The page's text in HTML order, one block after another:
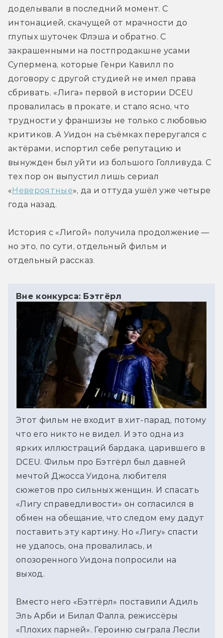
доделывали в последний момент. С
интонацией, скачущей от мрачности до
глупых шуточек Флэша и обратно. С
закрашенными на постпродакшне усами
Супермена, которые Генри Кавилл по
договору с другой студией не имел права
сбривать. «Лига» первой в истории DCEU
провалилась в прокате, и стало ясно, что
трудности у франшизы не только с любовью
критиков. А Уидон на съёмках переругался с
актёрами, испортил себе репутацию и
вынужден был уйти из большого Голливуда. С
тех пор он выпустил лишь сериал
«Невероятные», да и оттуда ушёл уже четыре
года назад.
История с «Лигой» получила продолжение —
но это, по сути, отдельный фильм и
отдельный рассказ.
Вне конкурса: Бэтгёрл
Этот фильм не входит в хит-парад, потому
что его никто не видел. И это одна из
ярких иллюстраций бардака, царившего в
DCEU. Фильм про Бэтгёрл был давней
мечтой Джосса Уидона, любителя
сюжетов про сильных женщин. И спасать
«Лигу справедливости» он согласился в
обмен на обещание, что следом ему дадут
поставить эту картину. Но «Лигу» спасти
не удалось, она провалилась, и
опозоренного Уидона попросили на
выход.
Вместо него «Бэтгёрл» поставили Адиль
Эль Арби и Билал Фалла, режиссёры
«Плохих парней». Героиню сыграла Лесли